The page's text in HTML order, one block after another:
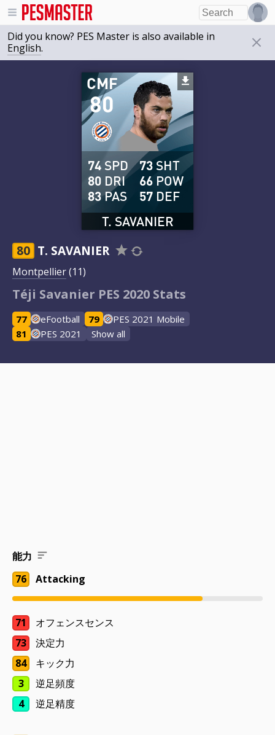
Did you know? PES Master is also available in
English.
80
CMF
T. SAVANIER
74 SPD
80 DRI
83PAS
73 SHT
66 POW
57 DEF
80 T. SAVANIER
Montpellier(11)
Téji Savanier PES 2020 Stats
77 eFootball 79
PES 2021 Mobile
81
PES 2021 Show all
能力
76
Attacking
71
オフェンスセンス
73
決定力
84
キック力
3
逆足頻度
4
逆足精度